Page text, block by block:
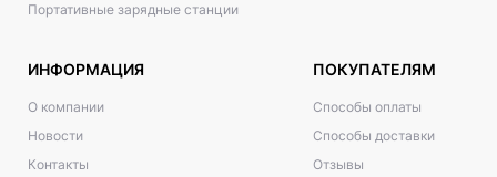
Портативные зарядные станции
ИНФОРМАЦИЯ
О компании
Новости
Контакты
ПОКУПАТЕЛЯМ
Способы оплаты
Способы доставки
Отзывы